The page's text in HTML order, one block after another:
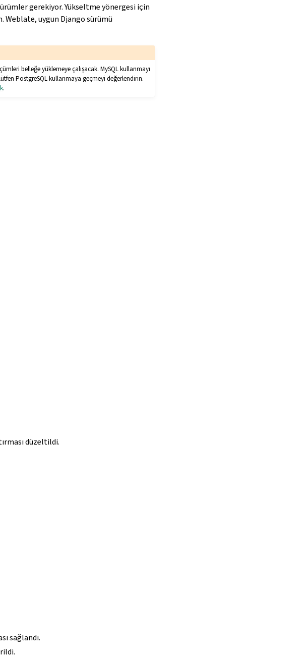
gerekiyor. Yükseltme yönergesi için
Weblate, uygun Django sürümü
belleğe yüklemeye çalışacak. MySQL kullanmayı
PostgreSQL kullanmaya geçmeyi değerlendirin.
.
düzeltildi.
sağlandı.